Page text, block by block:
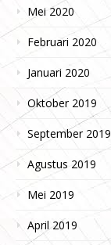
Mei 2020
Februari 2020
Januari 2020
Oktober 2019
September 2019
Agustus 2019
Mei 2019
April 2019